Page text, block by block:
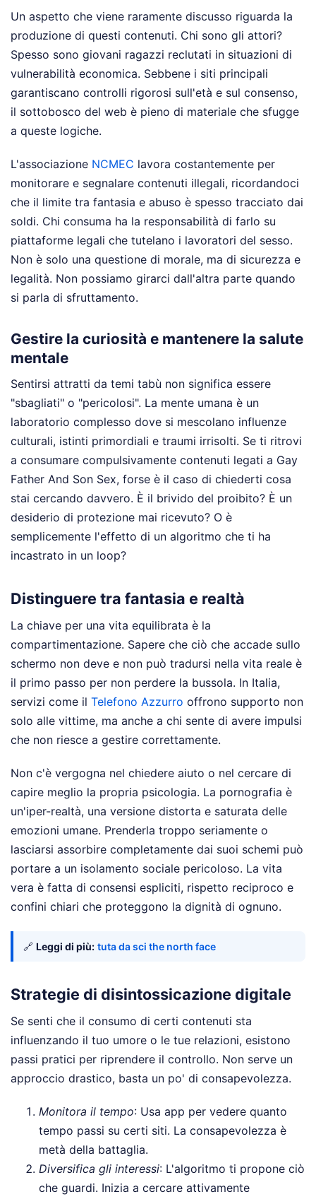
Un aspetto che viene raramente discusso riguarda la
produzione di questi contenuti. Chi sono gli attori?
Spesso sono giovani ragazzi reclutati in situazioni di
vulnerabilità economica. Sebbene i siti principali
garantiscano controlli rigorosi sull'età e sul consenso,
il sottobosco del web è pieno di materiale che sfugge
a queste logiche.
L'associazione NCMEC lavora costantemente per
monitorare e segnalare contenuti illegali, ricordandoci
che il limite tra fantasia e abuso è spesso tracciato dai
soldi. Chi consuma ha la responsabilità di farlo su
piattaforme legali che tutelano i lavoratori del sesso.
Non è solo una questione di morale, ma di sicurezza e
legalità. Non possiamo girarci dall'altra parte quando
si parla di sfruttamento.
Gestire la curiosità e mantenere la salute
mentale
Sentirsi attratti da temi tabù non significa essere
"sbagliati" o "pericolosi". La mente umana è un
laboratorio complesso dove si mescolano influenze
culturali, istinti primordiali e traumi irrisolti. Se ti ritrovi
a consumare compulsivamente contenuti legati a Gay
Father And Son Sex, forse è il caso di chiederti cosa
stai cercando davvero. È il brivido del proibito? È un
desiderio di protezione mai ricevuto? O è
semplicemente l'effetto di un algoritmo che ti ha
incastrato in un loop?
Distinguere tra fantasia e realtà
La chiave per una vita equilibrata è la
compartimentazione. Sapere che ciò che accade sullo
schermo non deve e non può tradursi nella vita reale è
il primo passo per non perdere la bussola. In Italia,
servizi come il Telefono Azzurro offrono supporto non
solo alle vittime, ma anche a chi sente di avere impulsi
che non riesce a gestire correttamente.
Non c'è vergogna nel chiedere aiuto o nel cercare di
capire meglio la propria psicologia. La pornografia è
un'iper-realtà, una versione distorta e saturata delle
emozioni umane. Prenderla troppo seriamente o
lasciarsi assorbire completamente dai suoi schemi può
portare a un isolamento sociale pericoloso. La vita
vera è fatta di consensi espliciti, rispetto reciproco e
confini chiari che proteggono la dignità di ognuno.
🔗 Leggi di più: tuta da sci the north face
Strategie di disintossicazione digitale
Se senti che il consumo di certi contenuti sta
influenzando il tuo umore o le tue relazioni, esistono
passi pratici per riprendere il controllo. Non serve un
approccio drastico, basta un po' di consapevolezza.
Monitora il tempo: Usa app per vedere quanto
tempo passi su certi siti. La consapevolezza è
metà della battaglia.
Diversifica gli interessi: L'algoritmo ti propone ciò
che guardi. Inizia a cercare attivamente